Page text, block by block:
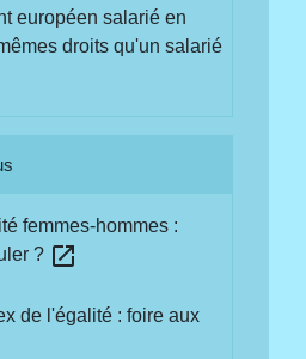
européen salarié en
droits qu'un salarié
femmes-hommes :
? open_in_new
de l'égalité : foire aux